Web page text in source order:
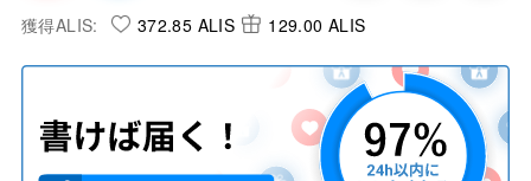
獲得ALIS: 372.85 ALIS 129.00 ALIS